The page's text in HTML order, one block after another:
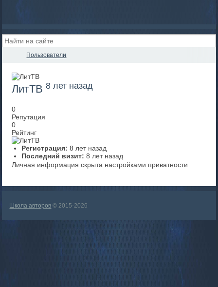
Пользователи
ЛитТВ8 лет назад
0
Репутация
0
Рейтинг
Регистрация: 8 лет назад
Последний визит: 8 лет назад
Личная информация скрыта настройками приватности
Школа авторов © 2015-2026